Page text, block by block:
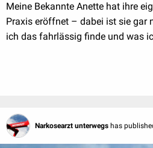
Meine Bekannte Anette hat ihre
Praxis eröffnet – dabei ist sie gar
ich das fahrlässig finde und was
Narkosearzt unterwegs has